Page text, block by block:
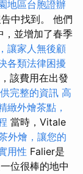
地區台胞證辦
中找到。 他們
，並增加了春季
讓家人無後顧
各類法律困擾
該費用在出發
完整的資訊 高
緻外燴茶點，
當時，Vitale
外燴，讓您的
用性 Falier是
位很棒的地中